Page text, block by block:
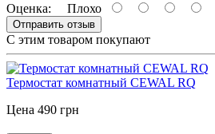
Оценка: Плохо
Отправить отзыв
С этим товаром покупают
Термостат комнатный CEWAL RQ
Цена 490 грн